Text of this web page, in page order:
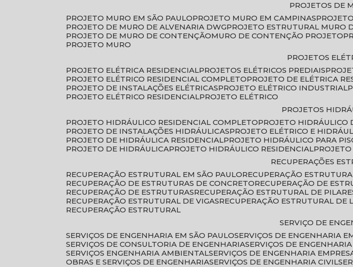
PROJETOS DE
PROJETO MURO EM SÃO PAULO
PROJETO MURO EM CAMPINAS
PROJETO DE MURO DE ALVENARIA DWG
PROJETO ESTRUTURAL MURO
PROJETO DE MURO DE CONTENÇÃO
MURO DE CONTENÇÃO PROJETO
PROJETO MURO
PROJETOS
PROJETO ELÉTRICA RESIDENCIAL
PROJETOS ELÉTRICOS PREDIAIS
PROJETO ELÉTRICO RESIDENCIAL COMPLETO
PROJETO DE ELÉTRICA
PROJETO DE INSTALAÇÕES ELÉTRICAS
PROJETO ELÉTRICO INDUSTRIAL
PROJETO ELÉTRICO RESIDENCIAL
PROJETO ELÉTRICO
PROJETOS
PROJETO HIDRÁULICO RESIDENCIAL COMPLETO
PROJETO
PROJETO DE INSTALAÇÕES HIDRÁULICAS
PROJETO ELÉTRICO E
PROJETO DE HIDRÁULICA RESIDENCIAL
PROJETO HIDRÁULICO PARA
PROJETO DE HIDRÁULICA
PROJETO HIDRÁULICO RESIDENCIAL
RECUPERAÇÕES
RECUPERAÇÃO ESTRUTURAL EM SÃO PAULO
RECUPERAÇÃO
RECUPERAÇÃO DE ESTRUTURAS DE CONCRETO
RECUPERAÇÃO DE
RECUPERAÇÃO DE ESTRUTURAS
RECUPERAÇÃO ESTRUTURAL DE
RECUPERAÇÃO ESTRUTURAL DE VIGAS
RECUPERAÇÃO ESTRUTURAL DE
RECUPERAÇÃO ESTRUTURAL
SERVIÇO DE
SERVIÇOS DE ENGENHARIA EM SÃO PAULO SERVIÇOS DE ENGENHARIA
SERVIÇOS DE CONSULTORIA DE ENGENHARIA SERVIÇOS DE
SERVIÇOS ENGENHARIA AMBIENTAL SERVIÇOS DE ENGENHARIA
OBRAS E SERVIÇOS DE ENGENHARIA SERVIÇOS DE ENGENHARIA CIVIL